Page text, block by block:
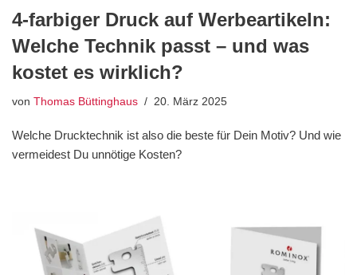
4-farbiger Druck auf Werbeartikeln:
Welche Technik passt – und was
kostet es wirklich?
von Thomas Büttinghaus 20. März 2025
Welche Drucktechnik ist also die beste für Dein Motiv? Und wie
vermeidest Du unnötige Kosten?